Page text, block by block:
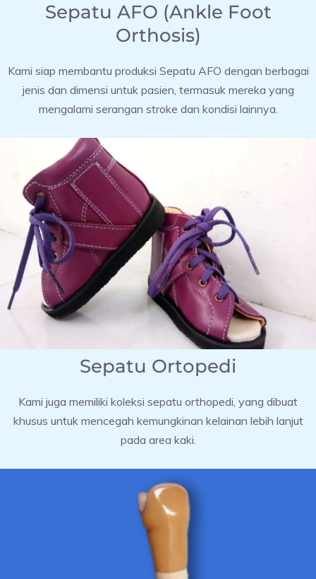
Sepatu AFO (Ankle Foot
Orthosis)
Kami siap membantu produksi Sepatu AFO dengan berbagai
jenis dan dimensi untuk pasien, termasuk mereka yang
mengalami serangan stroke dan kondisi lainnya.
Sepatu Ortopedi
Kami juga memiliki koleksi sepatu orthopedi, yang dibuat
khusus untuk mencegah kemungkinan kelainan lebih lanjut
pada area kaki.